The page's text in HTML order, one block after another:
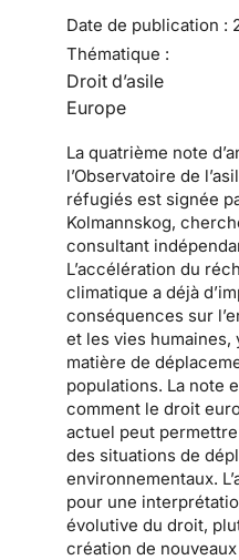
Date de publication :
Thématique :
Droit d’asile
Europe
La quatrième note
l’Observatoire de
réfugiés est signée
Kolmannskog,
consultant
L’accélération du
climatique a déjà
conséquences sur
et les vies humaines,
matière de
populations. La note
comment le droit
actuel peut
des situations de
environnementaux.
pour une
évolutive du droit,
création de